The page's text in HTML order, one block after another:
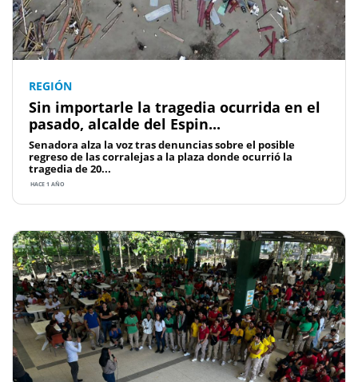
REGIÓN
Sin importarle la tragedia ocurrida en el
pasado, alcalde del Espin...
Senadora alza la voz tras denuncias sobre el posible
regreso de las corralejas a la plaza donde ocurrió la
tragedia de 20...
HACE 1 AÑO